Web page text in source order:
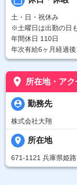
土・日・祝休み
※土曜日は出勤の日
年間休日 110日
年次有給6ヶ月経過後
place 所在地・アク
person_pin 勤務先
株式会社大翔
place 所在地
671-1121 兵庫県姫